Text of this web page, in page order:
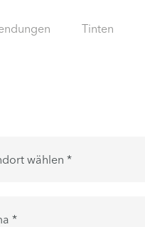
Tinten
wählen *
*